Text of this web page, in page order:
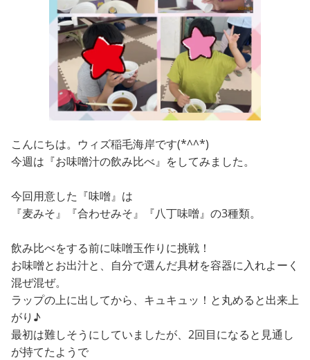
こんにちは。ウィズ稲毛海岸です(*^^*)
今週は『お味噌汁の飲み比べ』をしてみました。
今回用意した『味噌』は
『麦みそ』『合わせみそ』『八丁味噌』の3種類。
飲み比べをする前に味噌玉作りに挑戦！
お味噌とお出汁と、自分で選んだ具材を容器に入れよーく
混ぜ混ぜ。
ラップの上に出してから、キュキュッ！と丸めると出来上
がり♪
最初は難しそうにしていましたが、2回目になると見通し
が持てたようで